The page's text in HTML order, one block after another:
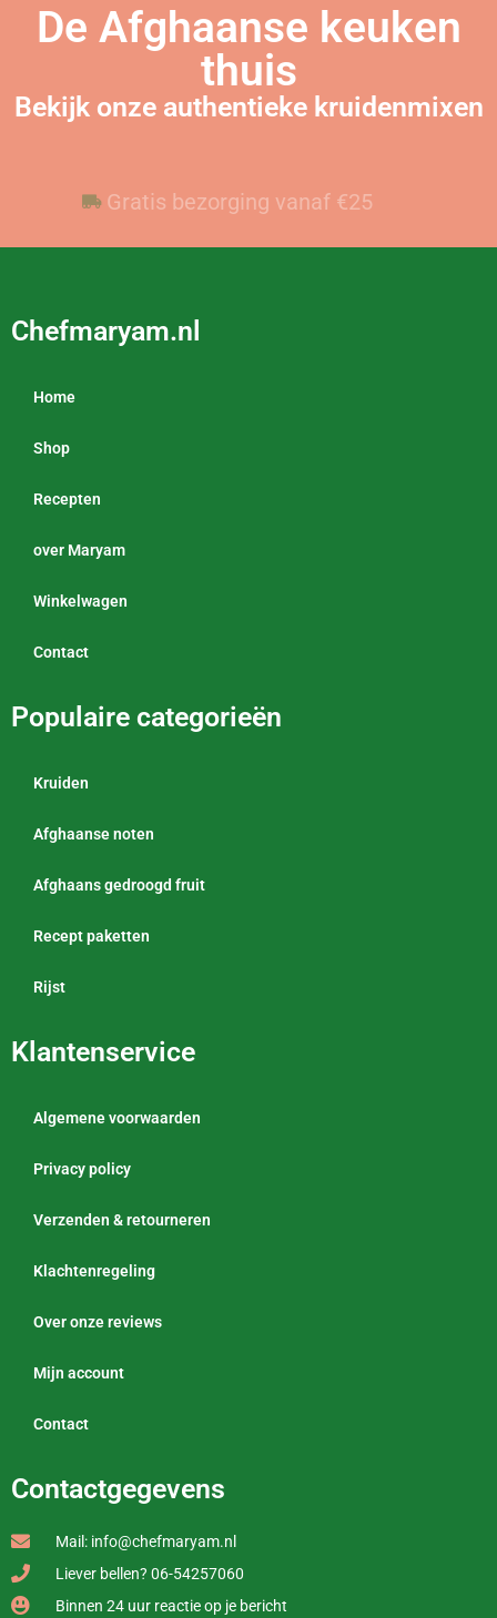
De Afghaanse keuken
thuis
Bekijk onze authentieke kruidenmixen
Gratis bezorging vanaf €25
Voor 23:59 besteld, vandaag verzonden
Chefmaryam.nl
Home
Shop
Recepten
over Maryam
Winkelwagen
Contact
Populaire categorieën
Kruiden
Afghaanse noten
Afghaans gedroogd fruit
Recept paketten
Rijst
Klantenservice
Algemene voorwaarden
Privacy policy
Verzenden & retourneren
Klachtenregeling
Over onze reviews
Mijn account
Contact
Contactgegevens
Mail: info@chefmaryam.nl
Liever bellen? 06-54257060
Binnen 24 uur reactie op je bericht